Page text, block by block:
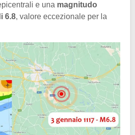
e una magnitudo
6.8, valore eccezionale per la